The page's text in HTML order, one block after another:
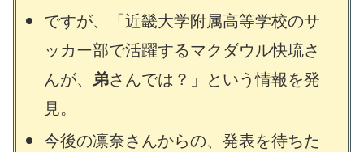
ですが、「近畿大学附属高等学校のサ
ッカー部で活躍するマクダウル快琉さ
んが、 弟さんでは？」という情報を発
見。
今後の凛奈さんからの、発表を待ちた